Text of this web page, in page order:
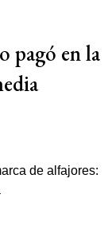
pagó en la